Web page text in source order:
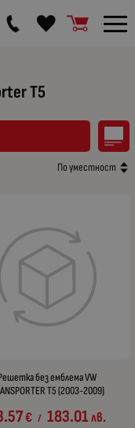
T5
По уместност
без емблема VW
T5 (2003-2009)
€ / 183.01лв.